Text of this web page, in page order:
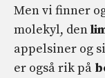
Men vi finner
molekyl, den
appelsiner og
er også rik på